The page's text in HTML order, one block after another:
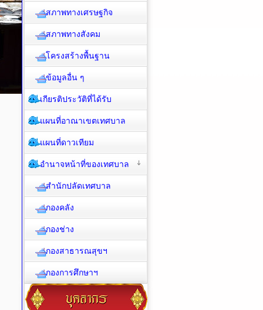
สภาพทางเศรษฐกิจ
สภาพทางสังคม
โครงสร้างพื้นฐาน
ข้อมูลอื่น ๆ
เกียรติประวัติที่ได้รับ
แผนที่อาณาเขตเทศบาล
แผนที่ดาวเทียม
อำนาจหน้าที่ของเทศบาล
สำนักปลัดเทศบาล
กองคลัง
กองช่าง
กองสาธารณสุขฯ
กองการศึกษาฯ